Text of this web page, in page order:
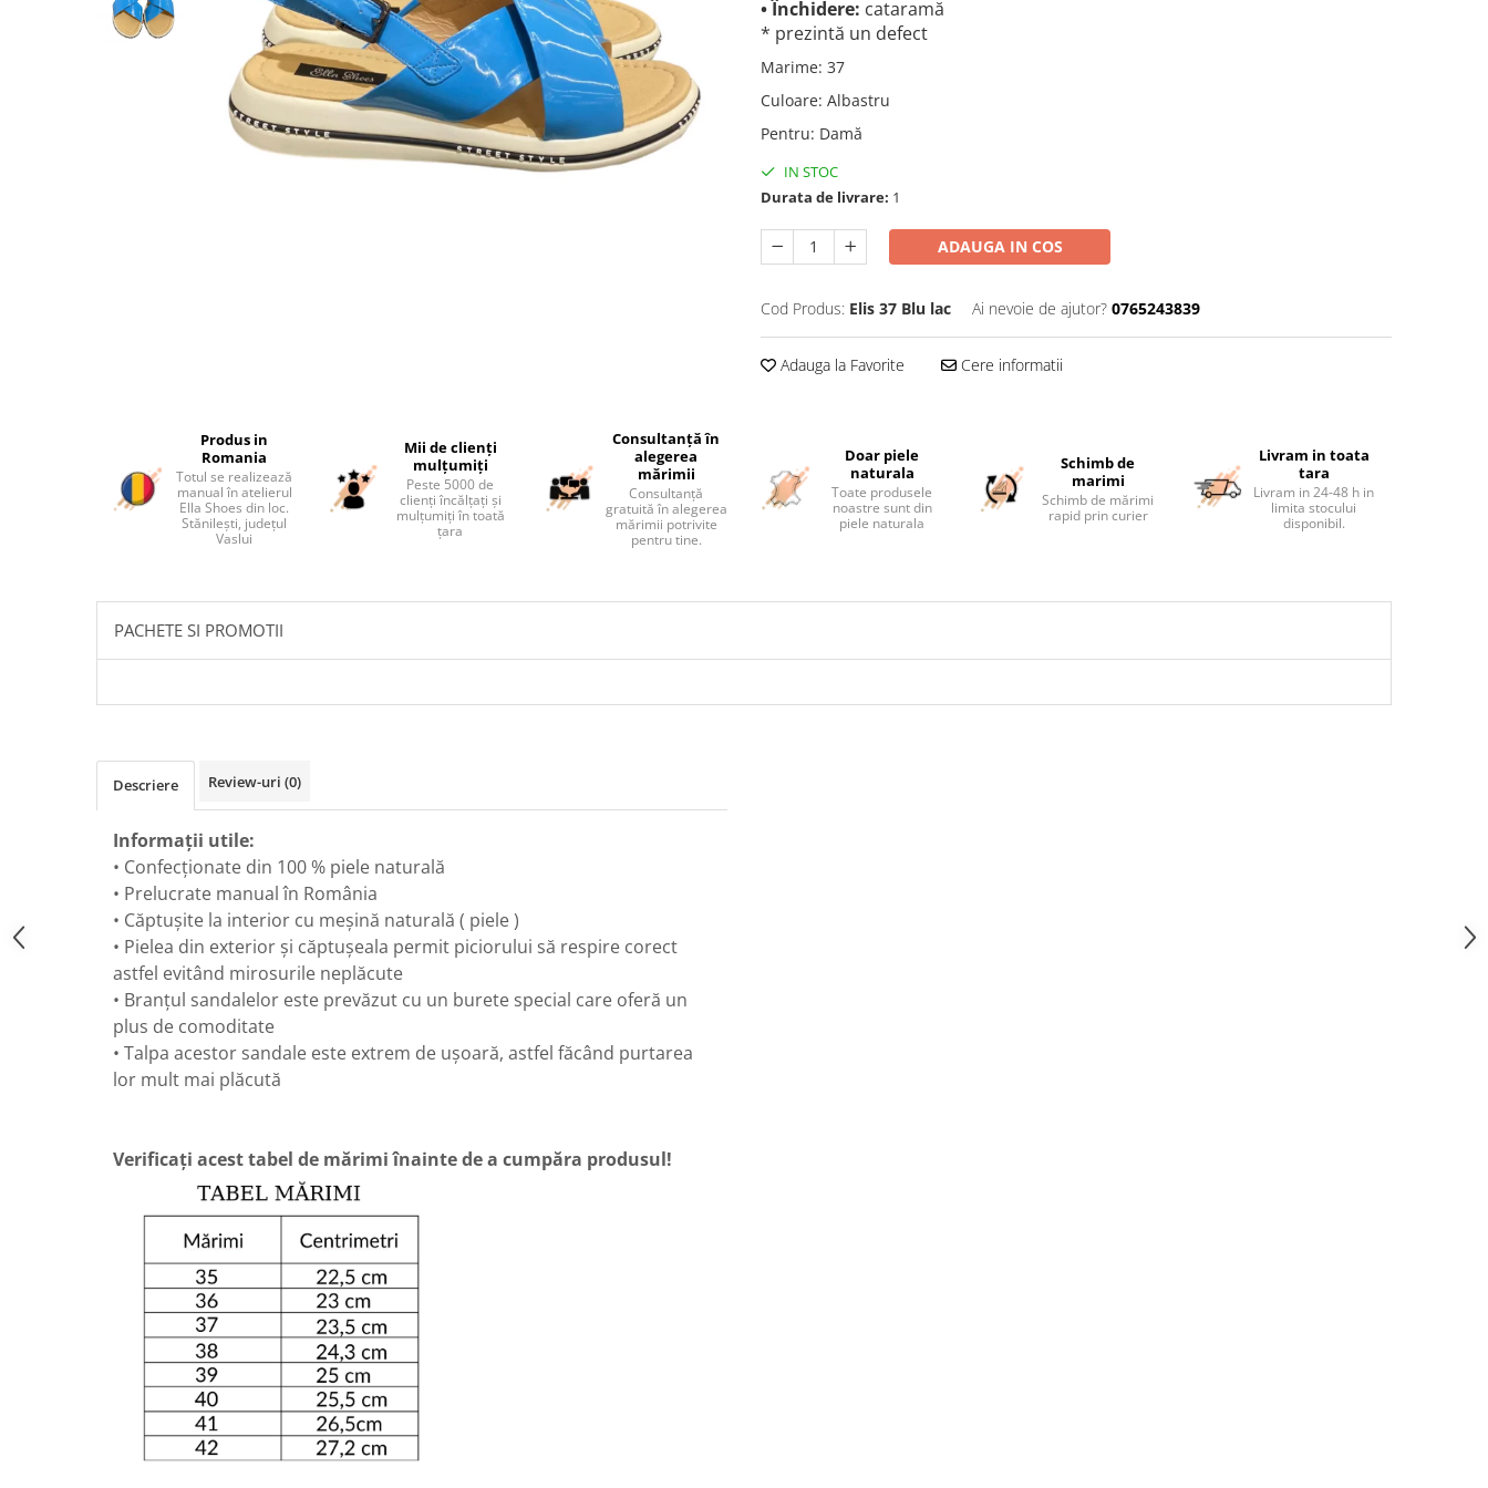
• Închidere: cataramă
* prezintă un defect
Marime: 37
Culoare: Albastru
Pentru: Damă
IN STOC
Durata de livrare: 1
ADAUGA IN COS
Cod Produs: Elis 37 Blu lac Ai nevoie de ajutor? 0765243839
Adauga la Favorite Cere informatii
Produs in
Romania
Totul se realizează
manual în atelierul
Ella Shoes din loc.
Stănilești, județul
Vaslui
Mii de clienți
mulțumiți
Peste 5000 de
clienți încălțați și
mulțumiți în toată
țara
Consultanță în
alegerea
mărimii
Consultanță
gratuită în alegerea
mărimii potrivite
pentru tine.
Doar piele
naturala
Toate produsele
noastre sunt din
piele naturala
Schimb de
marimi
Schimb de mărimi
rapid prin curier
Livram in toata
tara
Livram in 24-48 h in
limita stocului
disponibil.
PACHETE SI PROMOTII
Descriere Review-uri (0)
Informații utile:
• Confecționate din 100 % piele naturală
• Prelucrate manual în România
• Căptușite la interior cu meșină naturală ( piele )
• Pielea din exterior și căptușeala permit piciorului să respire corect
astfel evitând mirosurile neplăcute
• Branțul sandalelor este prevăzut cu un burete special care oferă un
plus de comoditate
• Talpa acestor sandale este extrem de ușoară, astfel făcând purtarea
lor mult mai plăcută
Verificați acest tabel de mărimi înainte de a cumpăra produsul!